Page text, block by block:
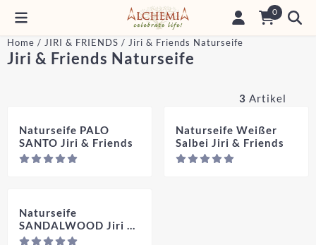
Cookie-Einstellungen sind derzeit geschlossen. 0
Home / JIRI & FRIENDS / Jiri & Friends Naturseife
Jiri & Friends Naturseife
3 Artikel
Naturseife PALO
SANTO Jiri & Friends
Preis nicht sichtbar
Naturseife Weißer
Salbei Jiri & Friends
Naturseife
SANDALWOOD Jiri &
Friends